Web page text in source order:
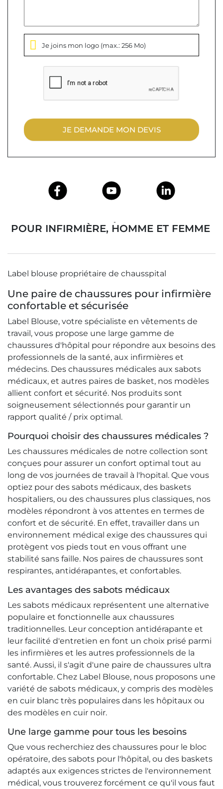
Je joins mon logo (max.: 256 Mo)
JE DEMANDE MON DEVIS
CHAUSSURE D'HÔPITAL ET SABOT POUR INFIRMIÈRE, HOMME ET FEMME
Label blouse propriétaire de chausspital
Une paire de chaussures pour infirmière
confortable et sécurisée
Label Blouse, votre spécialiste en vêtements de
travail, vous propose une large gamme de
chaussures d'hôpital pour répondre aux besoins des
professionnels de la santé, aux infirmières et
médecins. Des chaussures médicales aux sabots
médicaux, et autres paires de basket, nos modèles
allient confort et sécurité. Nos produits sont
soigneusement sélectionnés pour garantir un
rapport qualité / prix optimal.
Pourquoi choisir des chaussures médicales ?
Les chaussures médicales de notre collection sont
conçues pour assurer un confort optimal tout au
long de vos journées de travail à l'hopital. Que vous
optiez pour des sabots médicaux, des baskets
hospitaliers, ou des chaussures plus classiques, nos
modèles répondront à vos attentes en termes de
confort et de sécurité. En effet, travailler dans un
environnement médical exige des chaussures qui
protègent vos pieds tout en vous offrant une
stabilité sans faille. Nos paires de chaussures sont
respirantes, antidérapantes, et confortables.
Les avantages des sabots médicaux
Les sabots médicaux représentent une alternative
populaire et fonctionnelle aux chaussures
traditionnelles. Leur conception antidérapante et
leur facilité d'entretien en font un choix prisé parmi
les infirmières et les autres professionnels de la
santé. Aussi, il s'agit d'une paire de chaussures ultra
confortable. Chez Label Blouse, nous proposons une
variété de sabots médicaux, y compris des modèles
en cuir blanc très populaires dans les hôpitaux ou
des modèles en cuir noir.
Une large gamme pour tous les besoins
Que vous recherchiez des chaussures pour le bloc
opératoire, des sabots pour l'hôpital, ou des baskets
adaptés aux exigences strictes de l'environnement
médical, vous trouverez forcément ce qu'il vous faut